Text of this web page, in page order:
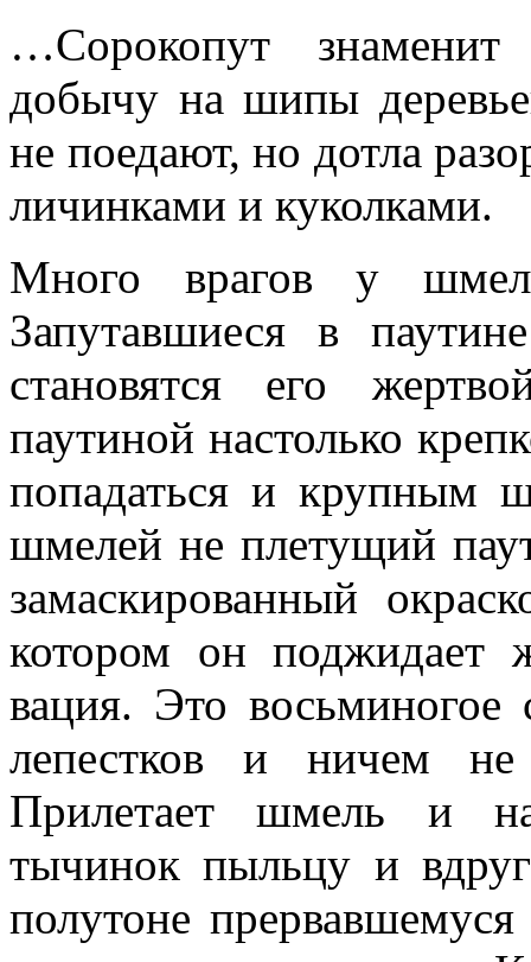
…Сорокопут
добычу на шипы
не поедают, но дотла
личинками и куколками.
Много врагов у
Запутавшиеся в
становятся его
паутиной настолько
попадаться и крупным
шмелей не плетущий
замаскированный
котором он поджидает
вация. Это
лепестков и ничем не
Прилетает шмель и
тычинок пыльцу и
полутоне